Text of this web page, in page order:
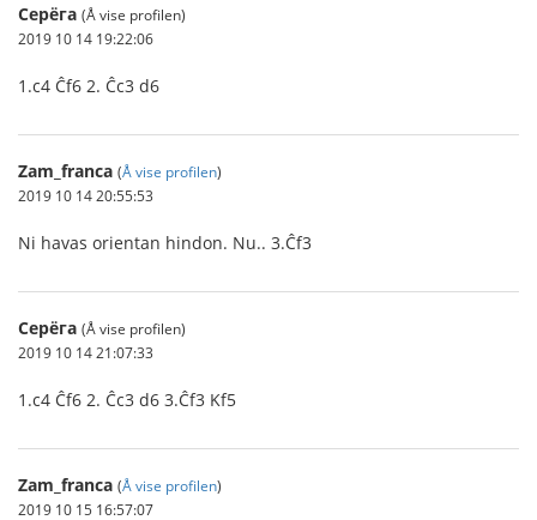
Серёга (Å vise profilen)
2019 10 14 19:22:06
1.c4 Ĉf6 2. Ĉc3 d6
Zam_franca (Å vise profilen)
2019 10 14 20:55:53
Ni havas orientan hindon. Nu.. 3.Ĉf3
Серёга (Å vise profilen)
2019 10 14 21:07:33
1.c4 Ĉf6 2. Ĉc3 d6 3.Ĉf3 Kf5
Zam_franca (Å vise profilen)
2019 10 15 16:57:07